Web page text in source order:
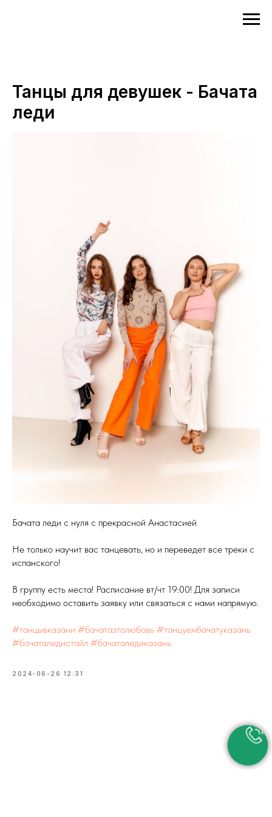
Танцы для девушек - Бачата
леди
Бачата леди с нуля с прекрасной Анастасией
Не только научит вас танцевать, но и переведет все треки с
испанского!
В группу есть места! Расписание вт/чт 19:00! Для записи
необходимо оставить заявку или связаться с нами напрямую.
#танцывказани #бачатаэтолюбовь #танцуембачатуказань
#бачаталедистайл #бачаталедиказань
2024-06-26 12:31